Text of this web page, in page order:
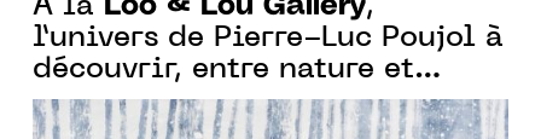
À la Loo & Lou Gallery,
l’univers de Pierre-Luc Poujol à
découvrir, entre nature et
abstraction.